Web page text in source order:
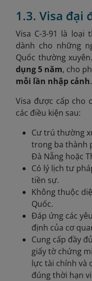
1.3. Visa đại
Visa C-3-91 là loại
dành cho những
Quốc thường
dụng 5 năm, cho
mỗi lần nhập cảnh.
Visa được cấp cho
các điều kiện sau:
Cư trú thường
trong ba thành
Đà Nẵng hoặc
Có lý lịch tư
tiền sự.
Không thuộc
Quốc.
Đáp ứng các
định của cơ
Cung cấp đầy
giấy tờ chứng
lực tài chính và
đúng thời hạn